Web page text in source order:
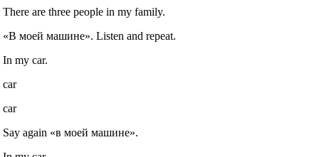
There are three people in my family.
«В моей машине». Listen and repeat.
In my car.
car
car
Say again «в моей машине».